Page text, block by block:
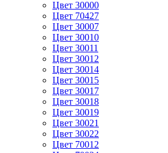
Цвет 30000
Цвет 70427
Цвет 30007
Цвет 30010
Цвет 30011
Цвет 30012
Цвет 30014
Цвет 30015
Цвет 30017
Цвет 30018
Цвет 30019
Цвет 30021
Цвет 30022
Цвет 70012